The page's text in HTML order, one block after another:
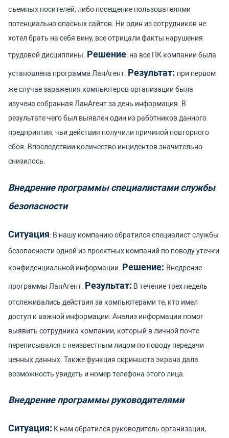
съемных носителей, либо посещение пользователями
потенциально опасных сайтов. Ни один из сотрудников не
хотел брать на себя вину, все отрицали факты нарушения
трудовой дисциплины. Решение: на все ПК компании была
установлена программа ЛанАгент. Результат: при первом
же случае заражения компьютеров организации была
изучена собранная ЛанАгент за день информация. В
результате чего был выявлен один из работников данного
предприятия, чьи действия получили причиной повторного
сбоя. Впоследствии количество инцидентов значительно
снизилось.
Внедрение программы специалистами службы
безопасности
Ситуация: В нашу компанию обратился специалист службы
безопасности одной из проектных компаний по поводу утечки
конфиденциальной информации. Решение: Внедрение
программы ЛанАгент. Результат: В течение трех недель
отслеживались действия за компьютерами те, кто имел
доступ к важной информации. Анализ информации помог
выявить сотрудника компании, который в личной почте
переписывался с неизвестным лицом по поводу передачи
ценных данных. Также функция скриншота экрана дала
возможность увидеть и номер телефона этого лица.
Внедрение программы руководителями
Ситуация: К нам обратился руководитель организации,